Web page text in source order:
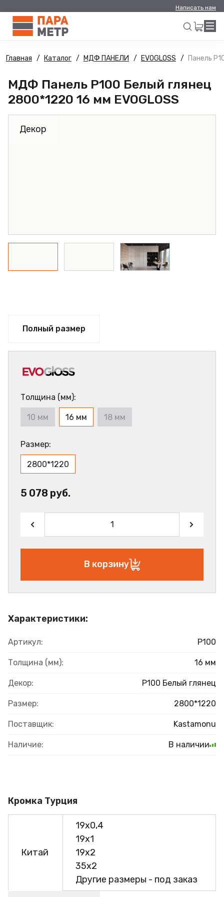
Написать нам
Искать
Главная Каталог МДФ ПАНЕЛИ EVOGLOSS Панель
МДФ Панель Р100 Белый глянец
2800*1220 16 мм EVOGLOSS
Декор
Полный размер
Характеристики:
Артикул: Р100
Толщина (мм): 16 мм
Декор: Р100 Белый глянец
Размер: 2800*1220
Поставщик: Kastamonu
Наличие: В наличии
Толщина (мм):
10 мм 16 мм 18 мм
Размер:
2800*1220
5 078 руб.
В корзину
Кромка Турция
Китай
19х0,4
19х1
19х2
35х2
Другие размеры - под заказ